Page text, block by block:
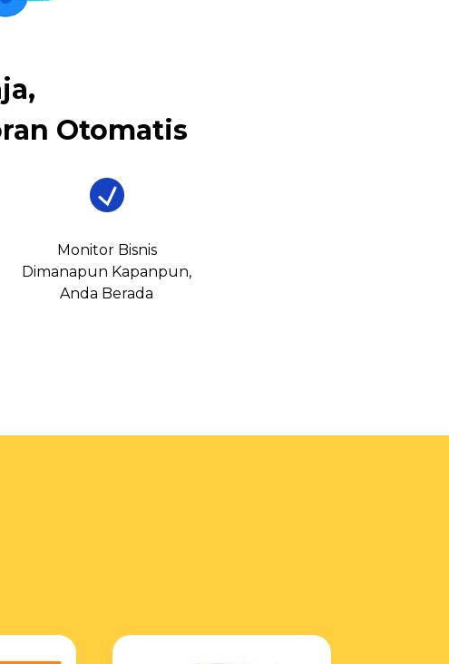
Otomatis
Monitor Bisnis
Dimanapun Kapanpun,
Anda Berada